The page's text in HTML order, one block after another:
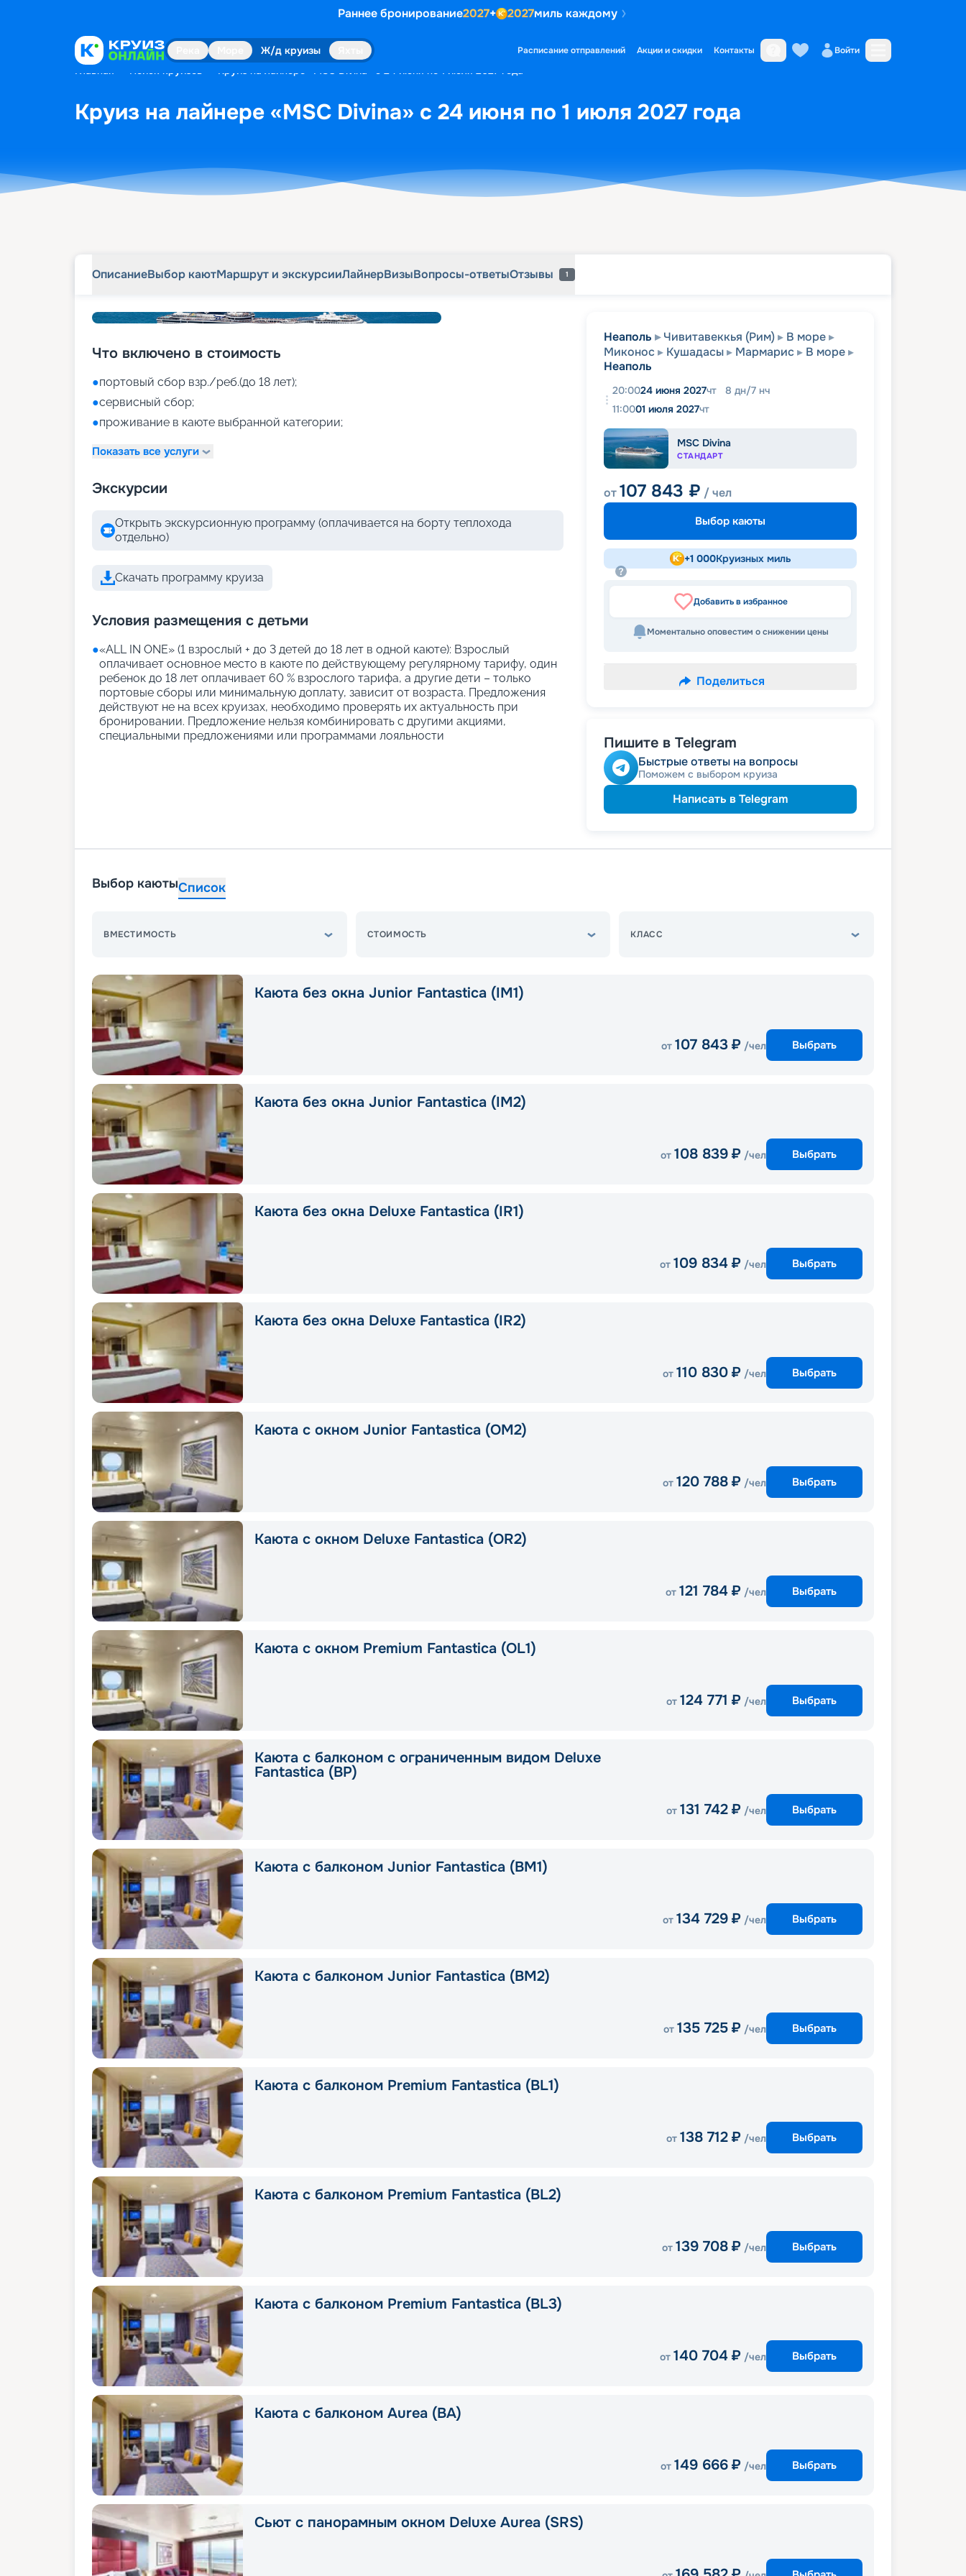
Раннее бронирование2027+ 2027миль каждому
Ж/д круизы Расписание отправлений Акции и скидки Контакты Войти
Главная Поиск круизов Круиз на лайнере «MSC Divina» с 24 июня по 1 июля 2027 года
Круиз на лайнере «MSC Divina» с 24 июня по 1 июля 2027 года
ОписаниеВыбор каютМаршрут и экскурсииЛайнерВизыВопросы-ответыОтзывы 1
Что включено в стоимость
●портовый сбор взр./реб.(до 18 лет);
●сервисный сбор;
●проживание в каюте выбранной категории;
Показать все услуги
Экскурсии
Открыть экскурсионную программу (оплачивается на борту теплохода
отдельно)
Скачать программу круиза
Условия размещения с детьми
●«АLL IN ONE» (1 взрослый + до 3 детей до 18 лет в одной каюте): Взрослый
оплачивает основное место в каюте по действующему регулярному тарифу, один
ребенок до 18 лет оплачивает 60 % взрослого тарифа, а другие дети – только
портовые сборы или минимальную доплату, зависит от возраста. Предложения
действуют не на всех круизах, необходимо проверять их актуальность при
бронировании. Предложение нельзя комбинировать с другими акциями,
специальными предложениями или программами лояльности
Неаполь Чивитавеккья (Рим)
В море
Миконос
Кушадасы Мармарис
В море
Неаполь
20:0024 июня 2027чт 8 дн/7 нч
11:0001 июля 2027чт
MSC Divina
СТАНДАРТ
от107 843 ₽ / чел
Выбор каюты
+1 000Круизных миль
Добавить в избранное
Моментально оповестим о снижении цены
Поделиться
Пишите в Telegram
Быстрые ответы на вопросы
Поможем с выбором круиза
Написать в Telegram
Выбор каютыСписок
ВМЕСТИМОСТЬ СТОИМОСТЬ КЛАСС
Каюта без окна Junior Fantastica (IM1)
от 107 843 ₽ /чел Выбрать
Каюта без окна Junior Fantastica (IM2)
от 108 839 ₽ /чел Выбрать
Каюта без окна Deluxe Fantastica (IR1)
от 109 834 ₽ /чел Выбрать
Каюта без окна Deluxe Fantastica (IR2)
от 110 830 ₽ /чел Выбрать
Каюта с окном Junior Fantastica (OM2)
от 120 788 ₽ /чел Выбрать
Каюта с окном Deluxe Fantastica (OR2)
от 121 784 ₽ /чел Выбрать
Каюта с окном Premium Fantastica (OL1)
от 124 771 ₽ /чел Выбрать
Каюта с балконом с ограниченным видом Deluxe
Fantastica (BP)
от 131 742 ₽ /чел Выбрать
Каюта с балконом Junior Fantastica (BM1)
от 134 729 ₽ /чел Выбрать
Каюта с балконом Junior Fantastica (BM2)
от 135 725 ₽ /чел Выбрать
Каюта с балконом Premium Fantastica (BL1)
от 138 712 ₽ /чел Выбрать
Каюта с балконом Premium Fantastica (BL2)
от 139 708 ₽ /чел Выбрать
Каюта с балконом Premium Fantastica (BL3)
от 140 704 ₽ /чел Выбрать
Каюта с балконом Aurea (BA)
от 149 666 ₽ /чел Выбрать
Сьют с панорамным окном Deluxe Aurea (SRS)